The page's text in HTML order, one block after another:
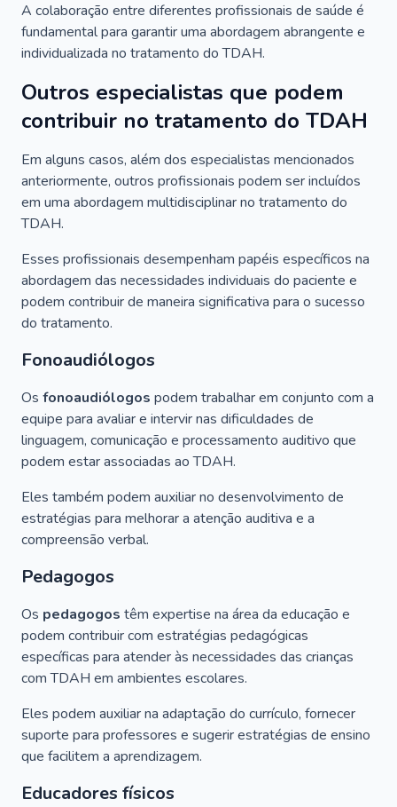
A colaboração entre diferentes profissionais de saúde é
fundamental para garantir uma abordagem abrangente e
individualizada no tratamento do TDAH.
Outros especialistas que podem
contribuir no tratamento do TDAH
Em alguns casos, além dos especialistas mencionados
anteriormente, outros profissionais podem ser incluídos
em uma abordagem multidisciplinar no tratamento do
TDAH.
Esses profissionais desempenham papéis específicos na
abordagem das necessidades individuais do paciente e
podem contribuir de maneira significativa para o sucesso
do tratamento.
Fonoaudiólogos
Os fonoaudiólogos podem trabalhar em conjunto com a
equipe para avaliar e intervir nas dificuldades de
linguagem, comunicação e processamento auditivo que
podem estar associadas ao TDAH.
Eles também podem auxiliar no desenvolvimento de
estratégias para melhorar a atenção auditiva e a
compreensão verbal.
Pedagogos
Os pedagogos têm expertise na área da educação e
podem contribuir com estratégias pedagógicas
específicas para atender às necessidades das crianças
com TDAH em ambientes escolares.
Eles podem auxiliar na adaptação do currículo, fornecer
suporte para professores e sugerir estratégias de ensino
que facilitem a aprendizagem.
Educadores físicos